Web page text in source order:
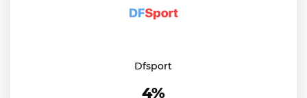
Dfsport
4%